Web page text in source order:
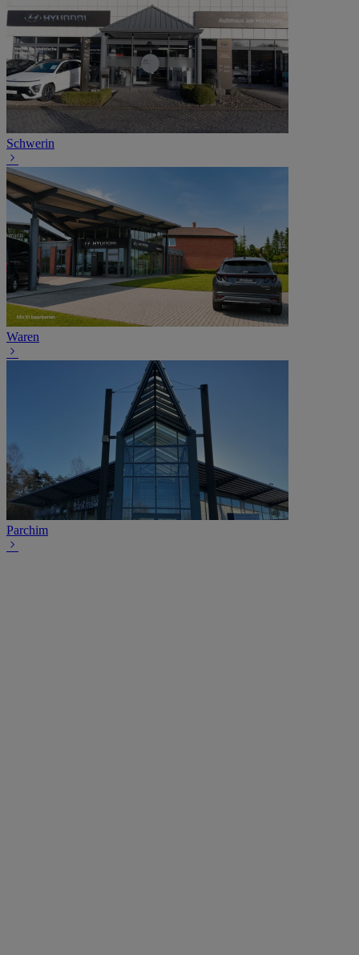
Schwerin
Waren
Parchim